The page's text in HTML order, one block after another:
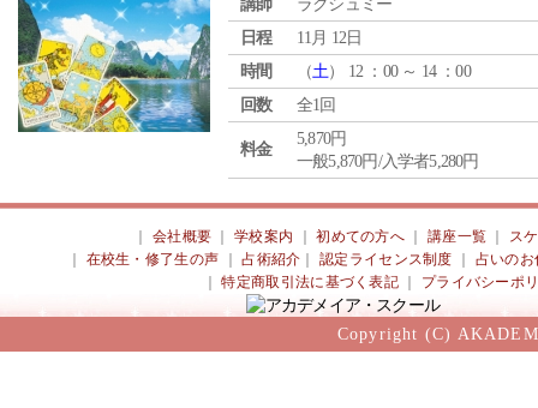
講師
ラクシュミー
日程
11月 12日
時間
（土） 12 ：00 ～ 14 ：00
回数
全1回
料金
5,870円
一般5,870円/入学者5,280円
会社概要 ｜学校案内 ｜初めての方へ 講座一覧
ス
在校生・修了生の声 ｜占術紹介 ｜認定ライセンス制度
占いのお
｜特定商取引法に基づく表記 プライバシーポ
Copyright (C)